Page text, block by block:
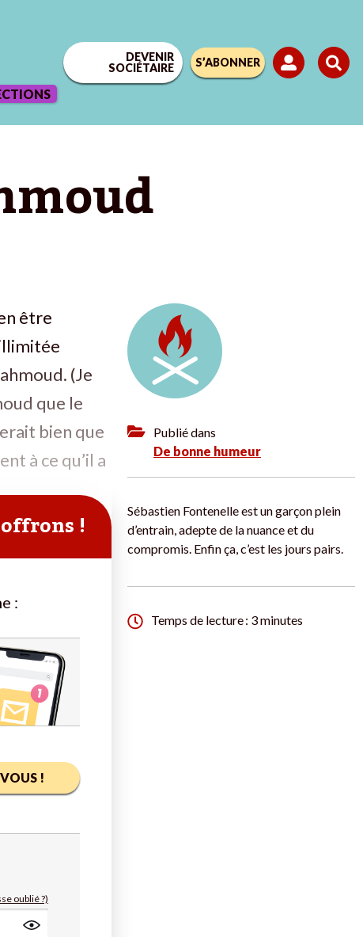
DEVENIR
SOCIÉTAIRE
S’ABONNER
être
(Je
que le
bien que
à ce qu’il a
!
:
!
oublié ?)
Publié dans
De bonne humeur
Sébastien Fontenelle est un garçon plein
d’entrain, adepte de la nuance et du
compromis. Enfin ça, c’est les jours pairs.
Temps de lecture : 3 minutes